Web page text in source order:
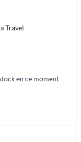
Travel
en ce moment